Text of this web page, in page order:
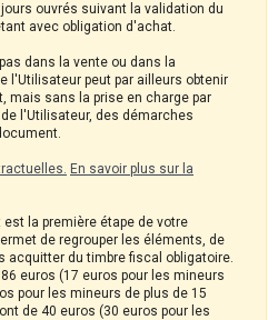
ouvrés suivant la validation du
avec obligation d'achat.
dans la vente ou dans la
l'Utilisateur peut par ailleurs obtenir
mais sans la prise en charge par
l'Utilisateur, des démarches
En savoir plus sur la
est la première étape de votre
de regrouper les éléments, de
acquitter du timbre fiscal obligatoire.
euros (17 euros pour les mineurs
pour les mineurs de plus de 15
de 40 euros (30 euros pour les